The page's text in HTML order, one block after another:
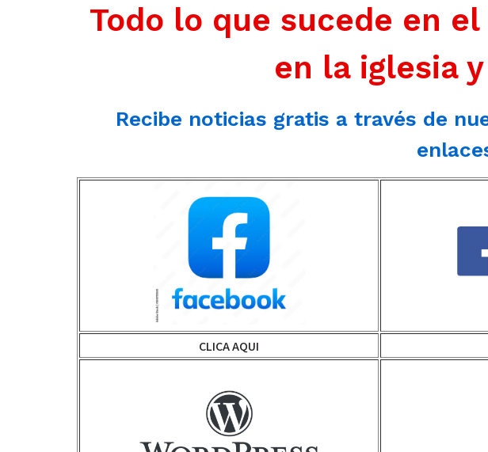
Todo lo que sucede en
en la iglesia
Recibe noticias gratis a través de
CLICA AQUI